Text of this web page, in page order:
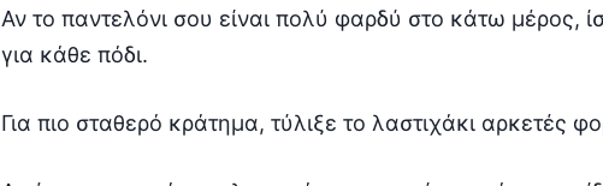
Αν το παντελόνι σου είναι πολύ φαρδύ στο κάτω μέρος,
για κάθε πόδι.
Για πιο σταθερό κράτημα, τύλιξε το λαστιχάκι αρκετές